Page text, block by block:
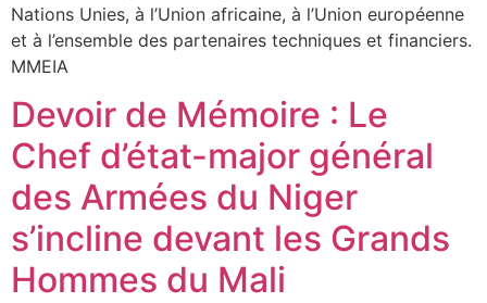
Nations Unies, à l’Union africaine, à l’Union européenne
et à l’ensemble des partenaires techniques et financiers.
MMEIA
Devoir de Mémoire : Le
Chef d’état-major général
des Armées du Niger
s’incline devant les Grands
Hommes du Mali